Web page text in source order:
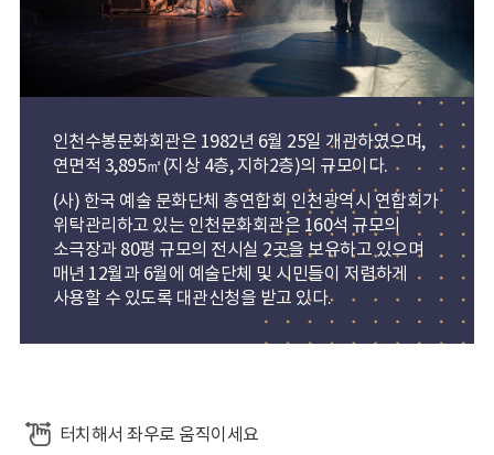
인천수봉문화회관은 1982년 6월 25일 개관하였으며,
연면적 3,895㎡(지상 4층, 지하2층)의 규모이다.
(사) 한국 예술 문화단체 총연합회 인천광역시 연합회가
위탁관리하고 있는 인천문화회관은 160석 규모의
소극장과 80평 규모의 전시실 2곳을 보유하고 있으며
매년 12월과 6월에 예술단체 및 시민들이 저렴하게
사용할 수 있도록 대관신청을 받고 있다.
터치해서 좌우로 움직이세요